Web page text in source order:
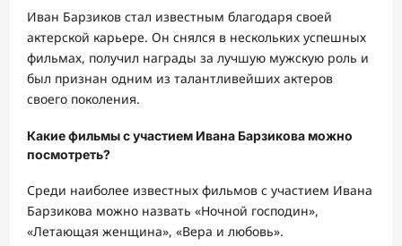
Иван Барзиков стал известным благодаря своей
актерской карьере. Он снялся в нескольких успешных
фильмах, получил награды за лучшую мужскую роль и
был признан одним из талантливейших актеров
своего поколения.
Какие фильмы с участием Ивана Барзикова можно
посмотреть?
Среди наиболее известных фильмов с участием Ивана
Барзикова можно назвать «Ночной господин»,
«Летающая женщина», «Вера и любовь».